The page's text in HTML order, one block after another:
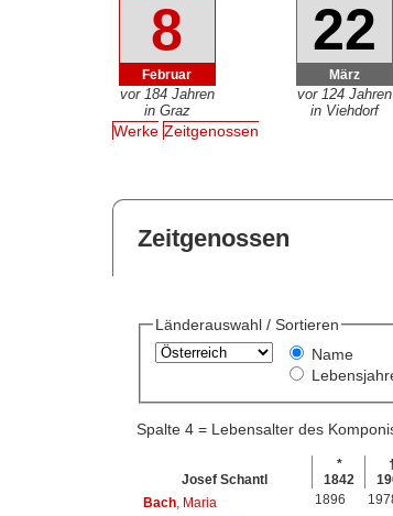
8
Februar
vor 184 Jahren
in Graz
22
März
vor 124 Jahren
in Viehdorf
Werke Zeitgenossen
Zeitgenossen
Länderauswahl / Sortieren
Name
Spalte 4 = Lebensalter des
Josef Schantl
*
1842
Bach, Maria 1896